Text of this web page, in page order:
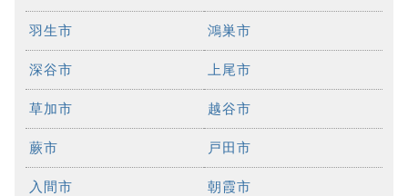
羽生市 鴻巣市
深谷市 上尾市
草加市 越谷市
蕨市 戸田市
入間市 朝霞市